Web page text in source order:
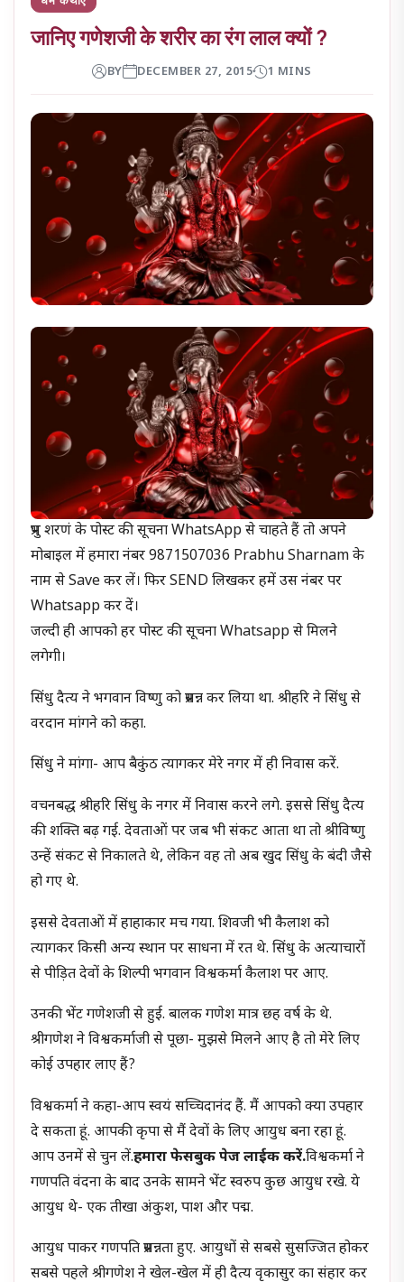
जानिए गणेशजी के शरीर का रंग लाल क्यों ?
BY DECEMBER 27, 2015 1 MINS
प्रभु शरणं के पोस्ट की सूचना WhatsApp से चाहते हैं तो अपने
मोबाइल में हमारा नंबर 9871507036 Prabhu Sharnam के
नाम से Save कर लें। फिर SEND लिखकर हमें उस नंबर पर
Whatsapp कर दें।
जल्दी ही आपको हर पोस्ट की सूचना Whatsapp से मिलने
लगेगी।
सिंधु दैत्य ने भगवान विष्णु को प्रसन्न कर लिया था. श्रीहरि ने सिंधु से
वरदान मांगने को कहा.
सिंधु ने मांगा- आप बैकुंठ त्यागकर मेरे नगर में ही निवास करें.
वचनबद्ध श्रीहरि सिंधु के नगर में निवास करने लगे. इससे सिंधु दैत्य
की शक्ति बढ़ गई. देवताओं पर जब भी संकट आता था तो श्रीविष्णु
उन्हें संकट से निकालते थे, लेकिन वह तो अब खुद सिंधु के बंदी जैसे
हो गए थे.
इससे देवताओं में हाहाकार मच गया. शिवजी भी कैलाश को
त्यागकर किसी अन्य स्थान पर साधना में रत थे. सिंधु के अत्याचारों
से पीड़ित देवों के शिल्पी भगवान विश्वकर्मा कैलाश पर आए.
उनकी भेंट गणेशजी से हुई. बालक गणेश मात्र छह वर्ष के थे.
श्रीगणेश ने विश्वकर्माजी से पूछा- मुझसे मिलने आए है तो मेरे लिए
कोई उपहार लाए हैं?
विश्वकर्मा ने कहा-आप स्वयं सच्चिदानंद हैं. मैं आपको क्या उपहार
दे सकता हूं. आपकी कृपा से मैं देवों के लिए आयुध बना रहा हूं.
आप उनमें से चुन लें.हमारा फेसबुक पेज लाईक करें.विश्वकर्मा ने
गणपति वंदना के बाद उनके सामने भेंट स्वरुप कुछ आयुध रखे. ये
आयुध थे- एक तीखा अंकुश, पाश और पद्म.
आयुध पाकर गणपति प्रसन्नता हुए. आयुधों से सबसे सुसज्जित होकर
सबसे पहले श्रीगणेश ने खेल-खेल में ही दैत्य वृकासुर का संहार कर